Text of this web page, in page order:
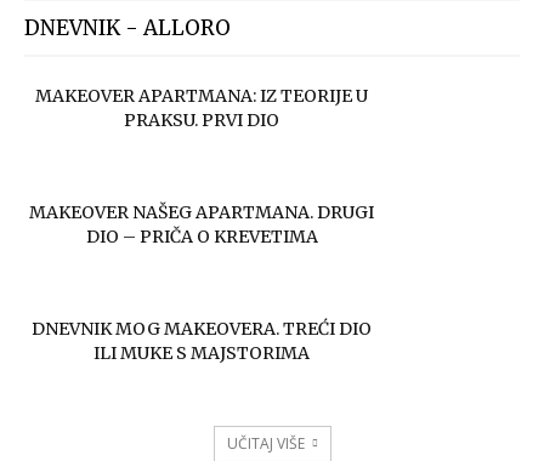
DNEVNIK - ALLORO
MAKEOVER APARTMANA: IZ TEORIJE U
PRAKSU. PRVI DIO
MAKEOVER NAŠEG APARTMANA. DRUGI
DIO – PRIČA O KREVETIMA
DNEVNIK MOG MAKEOVERA. TREĆI DIO
ILI MUKE S MAJSTORIMA
UČITAJ VIŠE